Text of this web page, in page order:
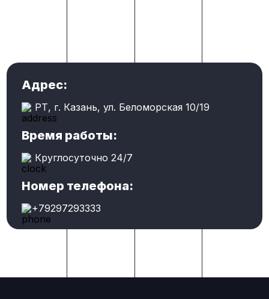
Адрес:
РТ, г. Казань, ул. Беломорская 10/19
Время работы:
Круглосуточно 24/7
Номер телефона:
+79297293333